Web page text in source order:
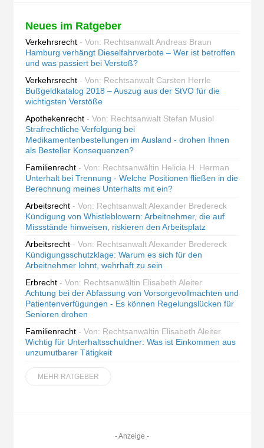
Neues im Ratgeber
Verkehrsrecht - Von: Rechtsanwalt Andreas Braun
Hamburg verhängt Dieselfahrverbote – Wer ist betroffen
und was passiert bei Verstoß?
Verkehrsrecht - Von: Rechtsanwalt Carsten Herrle
Bußgeldkatalog 2018 – Auszug aus der StVO für die
wichtigsten Verstöße
Apothekenrecht - Von: Rechtsanwalt Stefan Musiol
Strafrechtliche Verfolgung bei
Medikamentenbestellungen im Ausland - drohen Ihnen
als Besteller Konsequenzen?
Familienrecht - Von: Rechtsanwältin Helicia H. Herman
Unterhalt bei Trennung - Welche Positionen fließen in die
Berechnung meines Unterhalts mit ein?
Arbeitsrecht - Von: Rechtsanwalt Alexander Bredereck
Kündigung von Whistleblowern: Arbeitnehmer, die auf
Missstände hinweisen, riskieren den Arbeitsplatz
Arbeitsrecht - Von: Rechtsanwalt Alexander Bredereck
Kündigungsschutzklage: Warum es sich für den
Arbeitnehmer lohnt, wehrhaft zu sein
Erbrecht - Von: Rechtsanwältin Elisabeth Aleiter
Achtung bei der Abfassung von Vorsorgevollmachten und
Patientenverfügungen - Es können Regelungslücken für
Senioren drohen
Familienrecht - Von: Rechtsanwältin Elisabeth Aleiter
Wichtig für Unterhaltsschuldner: Was ist Einkommen aus
unzumutbarer Tätigkeit
MEHR RATGEBER
- Anzeige -